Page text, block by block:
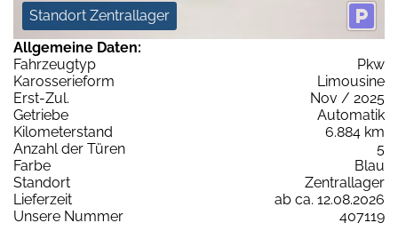
Standort Zentrallager
Allgemeine Daten:
Fahrzeugtyp
Pkw
Karosserieform
Limousine
Erst-Zul.
Nov / 2025
Getriebe
Automatik
Kilometerstand
6.884 km
Anzahl der Türen
5
Farbe
Blau
Standort
Zentrallager
Lieferzeit
ab ca. 12.08.2026
Unsere Nummer
407119